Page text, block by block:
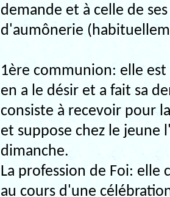
demande et à celle de
d'aumônerie
1ère communion: elle
en a le désir et a fait sa
consiste à recevoir pour
et suppose chez le jeune
dimanche.
La profession de Foi:
au cours d'une